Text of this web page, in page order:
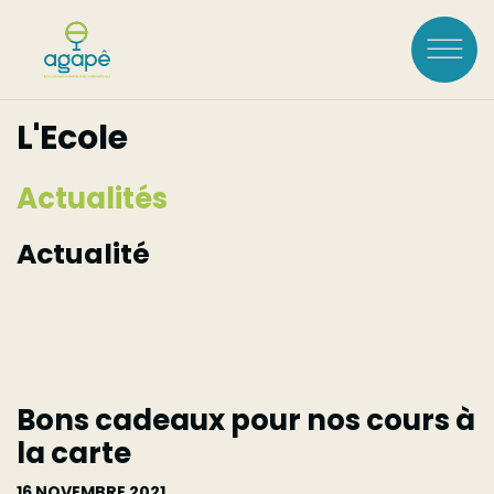
contenu
principal
Rechercher :
LOGIN
Historique
Équipe
Accréditations
Voir toutes les
COURS À LA CARTE
L'Ecole
Actualités
Actualité
Bons cadeaux pour nos cours à
la carte